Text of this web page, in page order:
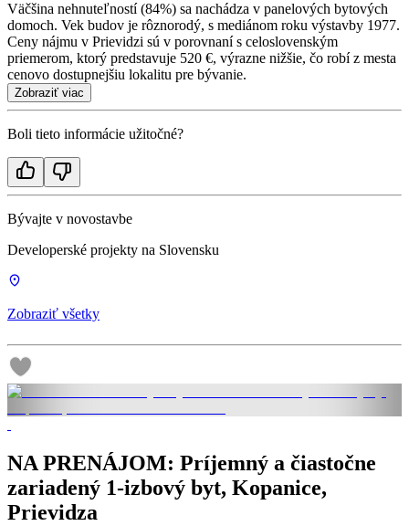
Väčšina nehnuteľností (84%) sa nachádza v panelových bytových
domoch. Vek budov je rôznorodý, s mediánom roku výstavby 1977.
Ceny nájmu v Prievidzi sú v porovnaní s celoslovenským
priemerom, ktorý predstavuje 520 €, výrazne nižšie, čo robí z mesta
cenovo dostupnejšiu lokalitu pre bývanie.
Zobraziť viac
Boli tieto informácie užitočné?
Bývajte v novostavbe
Developerské projekty na Slovensku
Zobraziť všetky
NA PRENÁJOM: Príjemný a čiastočne
zariadený 1-izbový byt, Kopanice,
Prievidza